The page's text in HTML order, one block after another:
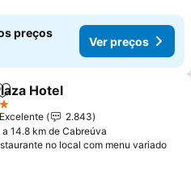
preços
Ver preços
Adicionar aos favoritos
Hotel
Excelente
2.843
a 14.8 km de Cabreúva
no local com menu variado